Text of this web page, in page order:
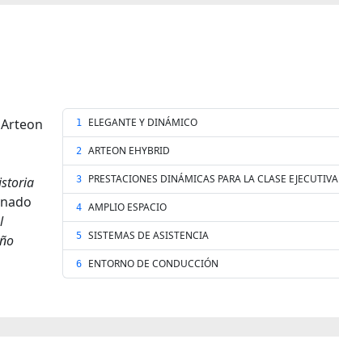
1 ELEGANTE Y DINÁMICO
2 ARTEON EHYBRID
3 PRESTACIONES DINÁMICAS PARA LA CLASE EJECUTIVA
4 AMPLIO ESPACIO
5 SISTEMAS DE ASISTENCIA
6 ENTORNO DE CONDUCCIÓN